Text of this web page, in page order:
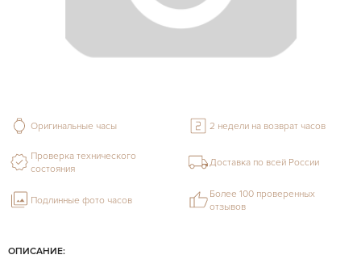
ОПИСАНИЕ:
Оригинальные часы 2 недели на возврат часов
Проверка технического
состояния
Доставка по всей России
Подлинные фото часов
Более 100 проверенных
отзывов